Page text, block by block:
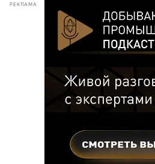
РЕКЛАМА